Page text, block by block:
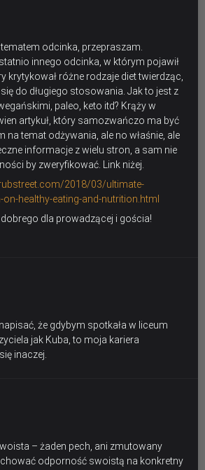
odcinka, przepraszam.
innego odcinka, w którym pojawił
krytykował różne rodzaje diet twierdząc,
do długiego stosowania. Jak to jest z
paleo, keto itd? Krąży w
artykuł, który samozwańczo ma być
na temat odżywania, ale no właśnie, ale
informacje z wielu stron, a sam nie
by zweryfikować. Link niżej.
2018/03/ultimate-
healthy-eating-and-nutrition.html
dla prowadzącej i gościa!
że gdybym spotkała w liceum
jak Kuba, to moja kariera
inaczej.
– żaden pech, ani zmutowany
odporność swoistą na konkretny